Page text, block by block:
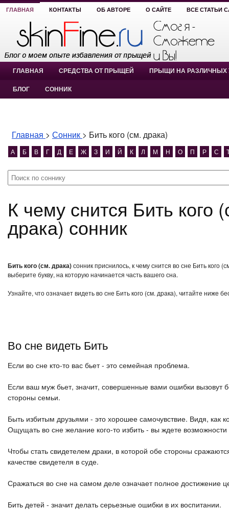
ГЛАВНАЯ КОНТАКТЫ ОБ АВТОРЕ О САЙТЕ ВСЕ СТАТЬИ
ГЛАВНАЯ СРЕДСТВА ОТ ПРЫЩЕЙ ПРЫЩИ НА РАЗЛИЧНЫХ
БЛОГ СОННИК
Главная > Сонник > Бить кого (см. драка)
А Б В Г Д Е Ж З И Й К Л М Н О П Р С
К чему снится Бить кого (см. драка)? Бить кого (см.
драка) сонник
Бить кого (см. драка)сонник приснилось, к чему снится во сне Бить кого
выберите букву, на которую начинается часть вашего сна.
Узнайте, что означает видеть во сне Бить кого (см. драка), читайте ниже
Во сне видеть Бить
Если во сне кто-то вас бьет - это семейная проблема.
Если ваш муж бьет, значит, совершенные вами ошибки вызовут
стороны семьи.
Быть избитым друзьями - это хорошее самочувствие. Видя, как
Ощущать во сне желание кого-то избить - вы ждете возможности
Чтобы стать свидетелем драки, в которой обе стороны
качестве свидетеля в суде.
Сражаться во сне на самом деле означает полное достижение
Бить детей - значит делать серьезные ошибки в их воспитании.